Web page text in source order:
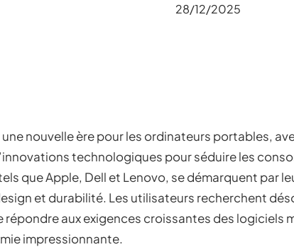
28/12/2025
une nouvelle ère pour les ordinateurs portables,
technologiques pour séduire les
que Apple, Dell et Lenovo, se démarquent par
et durabilité. Les utilisateurs recherchent
répondre aux exigences croissantes des logiciels
impressionnante.